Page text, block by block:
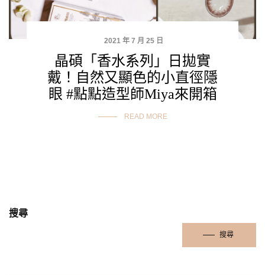
2021 年 7 月 25 日
晶碩「香水系列」日拋實
戴！自然又顯色的小直徑隱
眼 #點點造型師Miya來開箱
READ MORE
搜尋
搜尋